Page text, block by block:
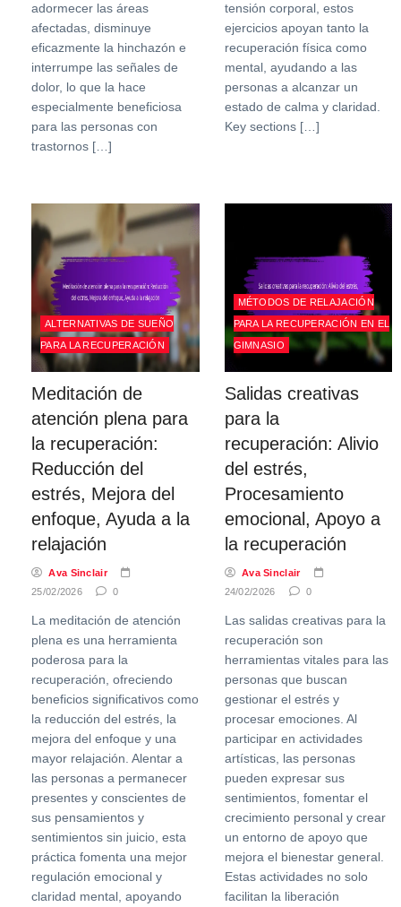
adormecer las áreas
afectadas, disminuye
eficazmente la hinchazón e
interrumpe las señales de
dolor, lo que la hace
especialmente beneficiosa
para las personas con
trastornos […]
tensión corporal, estos
ejercicios apoyan tanto la
recuperación física como
mental, ayudando a las
personas a alcanzar un
estado de calma y claridad.
Key sections […]
ALTERNATIVAS DE SUEÑO
PARA LA RECUPERACIÓN
Meditación de
atención plena para
la recuperación:
Reducción del
estrés, Mejora del
enfoque, Ayuda a la
relajación
Ava Sinclair
25/02/2026
0
La meditación de atención
plena es una herramienta
poderosa para la
recuperación, ofreciendo
beneficios significativos como
la reducción del estrés, la
mejora del enfoque y una
mayor relajación. Alentar a
las personas a permanecer
presentes y conscientes de
sus pensamientos y
sentimientos sin juicio, esta
práctica fomenta una mejor
regulación emocional y
claridad mental, apoyando
MÉTODOS DE RELAJACIÓN
PARA LA RECUPERACIÓN EN EL
GIMNASIO
Salidas creativas
para la
recuperación: Alivio
del estrés,
Procesamiento
emocional, Apoyo a
la recuperación
Ava Sinclair
24/02/2026
0
Las salidas creativas para la
recuperación son
herramientas vitales para las
personas que buscan
gestionar el estrés y
procesar emociones. Al
participar en actividades
artísticas, las personas
pueden expresar sus
sentimientos, fomentar el
crecimiento personal y crear
un entorno de apoyo que
mejora el bienestar general.
Estas actividades no solo
facilitan la liberación